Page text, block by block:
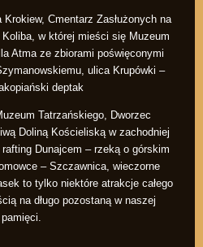
Cmentarz Zasłużonych na
w której mieści się Muzeum
Atma ze zbiorami poświęconymi
ulica Krupówki –
deptak
Tatrzańskiego, Dworzec
Doliną Kościeliską w zachodniej
Dunajcem – rzeką o górskim
– Szczawnica, wieczorne
to tylko niektóre atrakcje całego
na długo pozostaną w naszej
pamięci.